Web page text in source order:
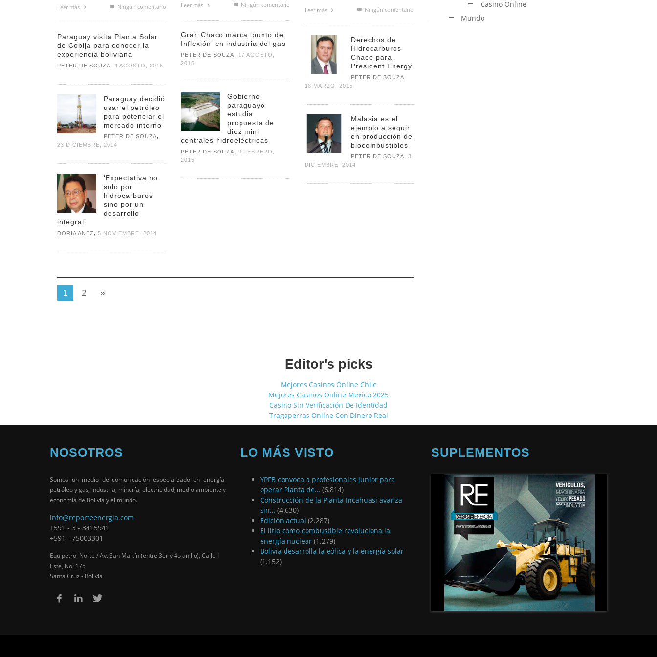
Leer más Ningún comentario Leer más Ningún comentario
Leer más Ningún comentario
Gran Chaco marca ‘punto de
Inflexión’ en industria del gas
PETER DE SOUZA
17 AGOSTO,
2015
Paraguay visita Planta Solar
de Cobija para conocer la
experiencia boliviana
PETER DE SOUZA 4 AGOSTO, 2015
Derechos de
Hidrocarburos
Chaco para
President Energy
PETER DE SOUZA
18 MARZO, 2015
Gobierno
paraguayo
estudia
propuesta de
diez mini
centrales hidroeléctricas
PETER DE SOUZA
9 FEBRERO,
2015
Paraguay decidió
usar el petróleo
para potenciar el
mercado interno
PETER DE SOUZA
23 DICIEMBRE, 2014
Malasia es el
ejemplo a seguir
en producción de
biocombustibles
PETER DE SOUZA
3
DICIEMBRE, 2014
‘Expectativa no
solo por
hidrocarburos
sino por un
desarrollo
integral’
DORIA ANEZ 5 NOVIEMBRE, 2014
1 2 »
Casino Online
Mundo
Editor's picks
Mejores Casinos Online Chile
Mejores Casinos Online Mexico 2025
Casino Sin Verificación De Identidad
Tragaperras Online Con Dinero Real
NOSOTROS
Somos un medio de comunicación especializado en energía,
petróleo y gas, industria, minería, electricidad, medio ambiente y
economía de Bolivia y el mundo.
info@reporteenergia.com
+591 - 3 - 3415941
+591 - 75003301
Equipetrol Norte / Av. San Martín (entre 3er y 4o anillo), Calle I
Este, No. 175
Santa Cruz - Bolivia
LO MÁS VISTO
YPFB convoca a profesionales junior para
operar Planta de… (6.814)
Construcción de la Planta Incahuasi avanza
sin… (4.630)
Edición actual (2.287)
El litio como combustible revoluciona la
energía nuclear (1.279)
Bolivia desarrolla la eólica y la energía solar
(1.152)
SUPLEMENTOS